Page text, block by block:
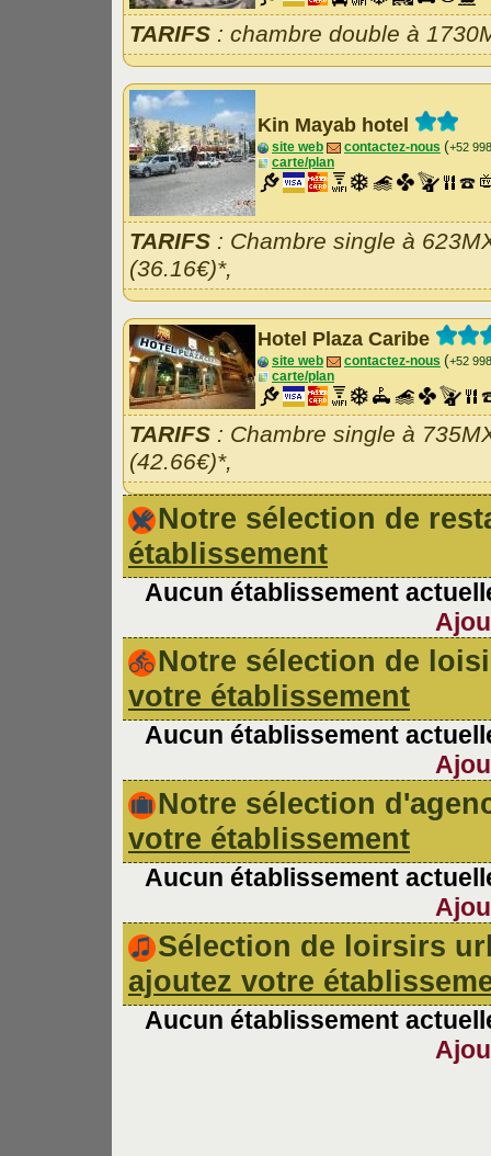
TARIFS : chambre double à
Kin Mayab hotel
site web contactez-nous (+52
carte/plan
TARIFS : Chambre single à
(36.16€)*,
Hotel Plaza Caribe
site web contactez-nous (+52
carte/plan
TARIFS : Chambre single à
(42.66€)*,
Notre sélection de
établissement
Aucun établissement
Notre sélection de
votre établissement
Aucun établissement
Notre sélection
votre établissement
Aucun établissement
Sélection de loirsirs
ajoutez votre
Aucun établissement